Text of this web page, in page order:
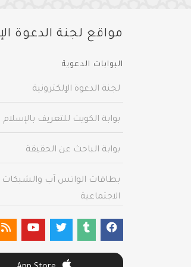
مواقع لجنة الدعوة
البوابات الدعوية
لجنة الدعوة الإلكترونية
بوابة الكويت للتعريف بالإسلام
بوابة الباحث عن الحقيقة
بطاقات الواتس آب والشبكات
الاجتماعية